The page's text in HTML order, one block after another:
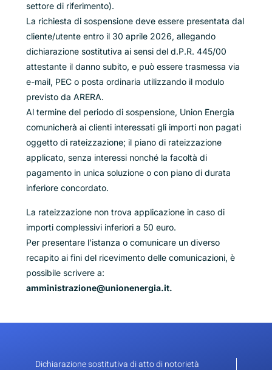
settore di riferimento).
La richiesta di sospensione deve essere presentata dal
cliente/utente entro il 30 aprile 2026, allegando
dichiarazione sostitutiva ai sensi del d.P.R. 445/00
attestante il danno subito, e può essere trasmessa via
e-mail, PEC o posta ordinaria utilizzando il modulo
previsto da ARERA.
Al termine del periodo di sospensione, Union Energia
comunicherà ai clienti interessati gli importi non pagati
oggetto di rateizzazione; il piano di rateizzazione
applicato, senza interessi nonché la facoltà di
pagamento in unica soluzione o con piano di durata
inferiore concordato.
La rateizzazione non trova applicazione in caso di
importi complessivi inferiori a 50 euro.
Per presentare l’istanza o comunicare un diverso
recapito ai fini del ricevimento delle comunicazioni, è
possibile scrivere a:
amministrazione@unionenergia.it.
Dichiarazione sostitutiva di atto di notorietà